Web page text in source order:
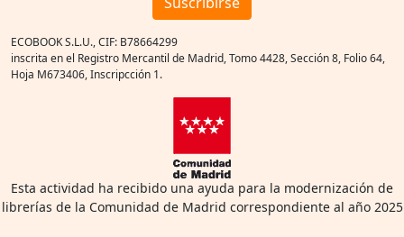
ECOBOOK S.L.U., CIF: B78664299
inscrita en el Registro Mercantil de Madrid, Tomo 4428, Sección 8, Folio 64,
Hoja M673406, Inscripcción 1.
Esta actividad ha recibido una ayuda para la modernización de
librerías de la Comunidad de Madrid correspondiente al año 2025